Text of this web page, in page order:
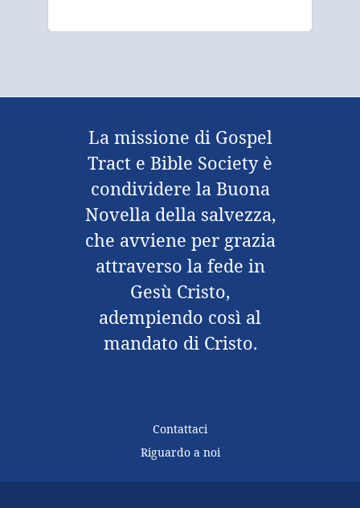
La missione di Gospel
Tract e Bible Society è
condividere la Buona
Novella della salvezza,
che avviene per grazia
attraverso la fede in
Gesù Cristo,
adempiendo così al
mandato di Cristo.
Contattaci
Riguardo a noi